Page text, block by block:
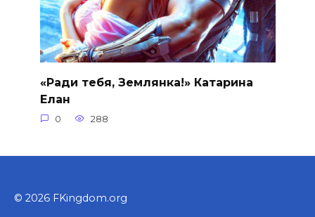
«Ради тебя, Землянка!» Катарина
Елан
0 288
© 2026 FKingdom.org